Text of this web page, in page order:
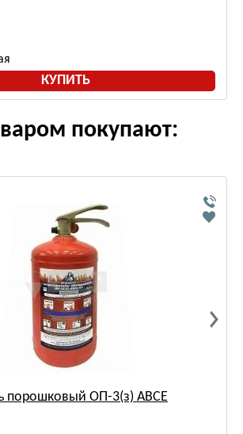
КУПИТЬ
покупают:
порошковый ОП-3(з) АВСЕ